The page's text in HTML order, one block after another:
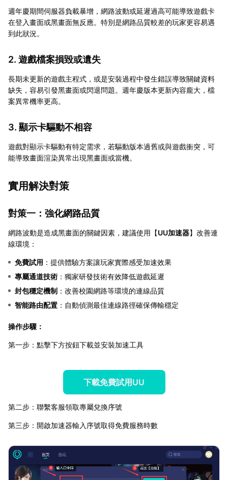
週年慶期間伺服器負載暴增，網路波動或延遲過高可能導致遊戲卡
在登入畫面或黑畫面無反應。特別是網路品質較差的玩家更容易遇
到此狀況。
2. 遊戲檔案損毀或遺失
長期未更新的遊戲主程式，或是安裝過程中發生錯誤導致關鍵資料
缺失，容易引發黑畫面或閃退問題。週年慶版本更新內容龐大，檔
案異常機率更高。
3. 顯示卡驅動不相容
遊戲對顯示卡驅動有特定需求，若驅動版本過舊或與遊戲衝突，可
能導致畫面渲染異常出現黑畫面或當機。
實用解決對策
對策一：強化網路品質
網路波動是造成黑畫面的關鍵因素，建議使用【UU加速器】改善連
線環境：
免費試用 ：提供體驗方案讓玩家實際感受加速效果
專屬通道技術 ：獨家研發技術有效降低遊戲延遲
封包穩定機制 ：改善校園網路等環境的連線品質
智能路由配置 ：自動偵測最佳連線路徑確保傳輸穩定
操作步驟：
第一步：點擊下方按鈕下載並安裝加速工具
下載免費試用UU
第二步：聯繫客服領取專屬兌換序號
第三步：開啟加速器輸入序號取得免費服務時數